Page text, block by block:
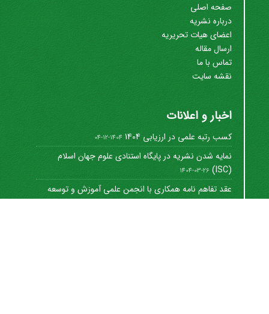
صفحه اصلی
درباره نشریه
اعضای هیات تحریریه
ارسال مقاله
تماس با ما
نقشه سایت
اخبار و اعلانات
کسب رتبه علمی در ارزیابی 1404 1404-12-04
نمایه شدن نشریه در پایگاه استنادی علوم جهان اسلام
(ISC)
1404-03-26
عقد تفاهم نامه همکاری با انجمن علمی آموزش و توسعه
منابع ...